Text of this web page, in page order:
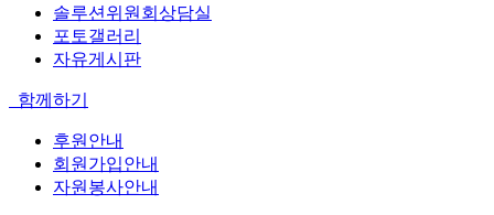
솔루션위원회상담실
포토갤러리
자유게시판
함께하기
후원안내
회원가입안내
자원봉사안내